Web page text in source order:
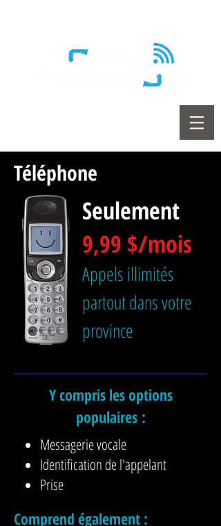
Téléphone
Seulement
9,99 $/mois
Appels illimités
partout dans votre
province
Y compris les options
populaires :
Messagerie vocale
Identification de l'appelant
Prise
Comprend également :